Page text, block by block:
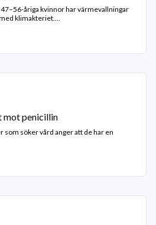
åriga kvinnor har värmevallningar
klimakteriet....
mot penicillin
som söker vård anger att de har en